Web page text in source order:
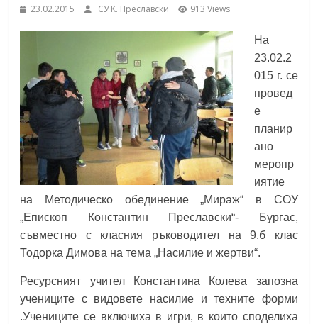
under the Erasmus+ Programme in
Malaga, Spain
School,
Burgas
Средно
училище
"Епископ
Константин
Преславски"
Бургас
23.02.2015 СУ K. Преславски 913 Views
На
23.02.2
015 г. се
провед
е
планир
ано
меропр
иятие
на Методическо обединение „Мираж“ в СОУ
„Епископ Константин Преславски“- Бургас,
съвместно с класния ръководител на 9.б клас
Тодорка Димова на тема „Насилие и жертви“.
Ресурсният учител Константина Колева запозна
учениците с видовете насилие и техните форми
.Учениците се включиха в игри, в които споделиха